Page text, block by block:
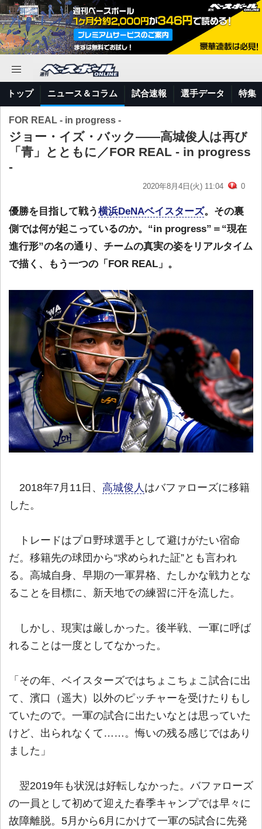
トップ ニュース＆コラム 試合速報 選手データ 特集
FOR REAL - in progress -
ジョー・イズ・バック――高城俊人は再び
「青」とともに／FOR REAL - in progress
-
2020年8月4日(火) 11:04 0
優勝を目指して戦う横浜DeNAベイスターズ。その裏
側では何が起こっているのか。“in progress”＝“現在
進行形”の名の通り、チームの真実の姿をリアルタイム
で描く、もう一つの「FOR REAL」。
2018年7月11日、 高城俊人 はバファローズに移籍
した。
トレードはプロ野球選手として避けがたい宿命
だ。移籍先の球団から“求められた証”とも言われ
る。高城自身、早期の一軍昇格、たしかな戦力とな
ることを目標に、新天地での練習に汗を流した。
しかし、現実は厳しかった。後半戦、一軍に呼ば
れることは一度としてなかった。
「その年、ベイスターズではちょこちょこ試合に出
て、濱口（遥大）以外のピッチャーを受けたりもし
ていたので。一軍の試合に出たいなとは思っていた
けど、出られなくて……。悔いの残る感じではあり
ました」
翌2019年も状況は好転しなかった。バファローズ
の一員として初めて迎えた春季キャンプでは早々に
故障離脱。5月から6月にかけて一軍の5試合に先発